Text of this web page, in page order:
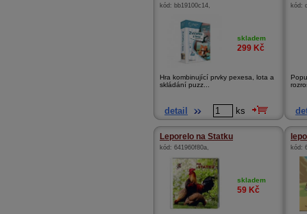
kód: bb19100c14,
skladem
299 Kč
Hra kombinující prvky pexesa, lota a
skládání puzz...
detail ks
kód:
Leporelo na Statku
kód: 641960f80a,
skladem
59 Kč
kód: